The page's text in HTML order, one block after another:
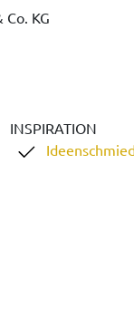
KG
INSPIRATION